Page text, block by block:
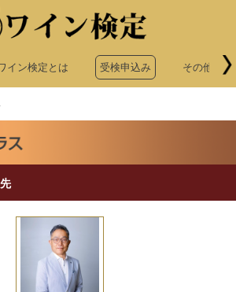
イン検定とは 受検申込み その他申込